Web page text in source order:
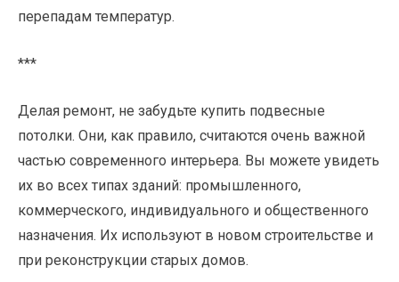
перепадам температур.
***
Делая ремонт, не забудьте купить подвесные
потолки. Они, как правило, считаются очень важной
частью современного интерьера. Вы можете увидеть
их во всех типах зданий: промышленного,
коммерческого, индивидуального и общественного
назначения. Их используют в новом строительстве и
при реконструкции старых домов.